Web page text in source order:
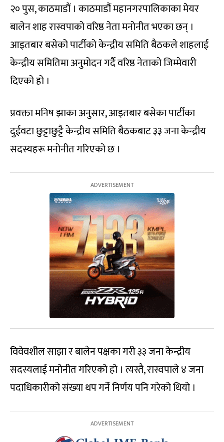
२० पुस, काठमाडौं । काठमाडौं महानगरपालिकाका मेयर
बालेन शाह रास्वपाको वरिष्ठ नेता मनोनीत भएका छन् ।
आइतबार बसेको पार्टीको केन्द्रीय समिति बैठकले शाहलाई
केन्द्रीय समितिमा अनुमोदन गर्दै वरिष्ठ नेताको जिम्मेवारी
दिएको हो ।
प्रवक्ता मनिष झाका अनुसार, आइतबार बसेका पार्टीका
दुईवटा छुट्टाछुट्टै केन्द्रीय समिति बैठकबाट ३३ जना केन्द्रीय
सदस्यहरू मनोनीत गरिएको छ ।
विवेवशील साझा र बालेन पक्षका गरी ३३ जना केन्द्रीय
सदस्यलाई मनोनीत गरिएको हो । त्यस्तै, रास्वपाले ४ जना
पदाधिकारीको संख्या थप गर्ने निर्णय पनि गरेको थियो ।